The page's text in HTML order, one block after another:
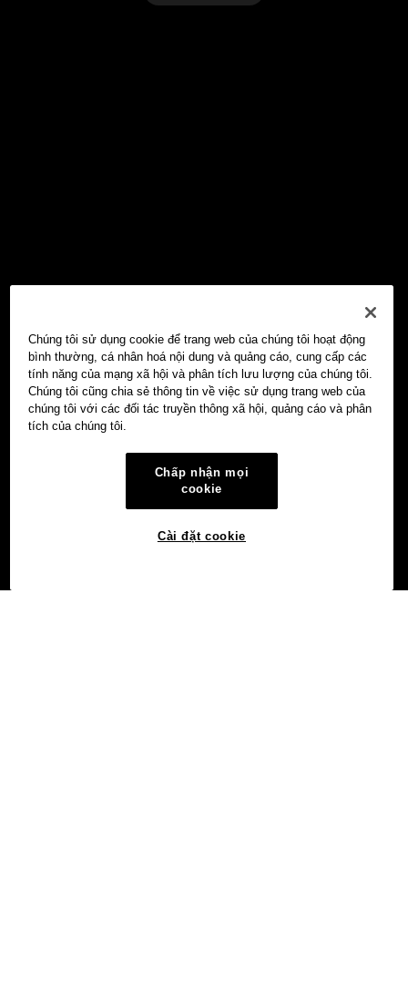
Chúng tôi sử dụng cookie để trang web của chúng tôi hoạt động
bình thường, cá nhân hoá nội dung và quảng cáo, cung cấp các
tính năng của mạng xã hội và phân tích lưu lượng của chúng tôi.
Chúng tôi cũng chia sẻ thông tin về việc sử dụng trang web của
chúng tôi với các đối tác truyền thông xã hội, quảng cáo và phân
tích của chúng tôi.
Chấp nhận mọi
cookie
Cài đặt cookie